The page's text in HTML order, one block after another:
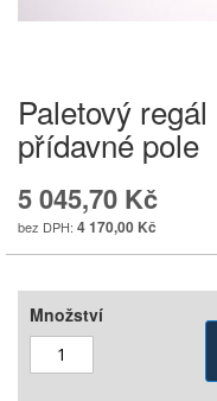
Paletový
přídavné pole
5 045,70 Kč
4 170,00 Kč
Množství
Skip
to
the
of
the